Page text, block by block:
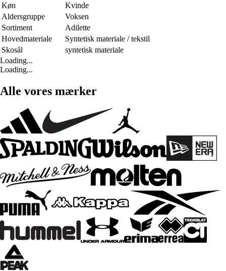
Køn
Kvinde
Aldersgruppe
Voksen
Sortiment
Adilette
Hovedmateriale
Syntetisk materiale / tekstil
Skosål
syntetisk materiale
Loading...
Loading...
Alle vores mærker